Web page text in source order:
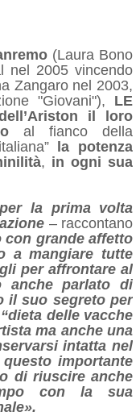
(Laura Bono
nel 2005 vincendo
Zangaro nel 2003,
"Giovani"), LE
il loro
al fianco della
la potenza
, in ogni sua
la prima volta
– raccontano
con grande affetto
a mangiare tutte
per affrontare al
anche parlato di
il suo segreto per
delle vacche
ma anche una
intatta nel
importante
di riuscire anche
con la sua